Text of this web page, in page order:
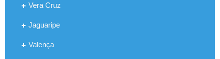
Vera Cruz
Jaguaripe
Valença